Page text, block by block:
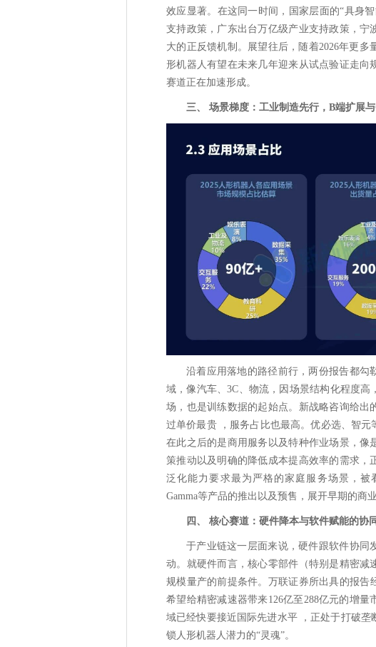
效应显著。在这同一时间，国家层面的“具身
支持政策，广东出台万亿级产业支持政策，宁
大的正反馈机制。展望往后，随着2026年更
形机器人有望在未来几年迎来从试点验证走向
赛道正在加速形成。
三、 场景梯度：工业制造先行，B端扩展
沿着应用落地的路径前行，两份报告都勾
域，像汽车、3C、物流，因场景结构化程度
场，也是训练数据的起始点。新战略咨询给出
过单价最贵 ，服务占比也最高。优必选、智元
在此之后的是商用服务以及特种作业场景，像
策推动以及明确的降低成本提高效率的需求
泛化能力要求最为严格的家庭服务场景，被
Gamma等产品的推出以及预售，展开早期的商
四、 核心赛道：硬件降本与软件赋能的协
于产业链这一层面来说，硬件跟软件协同
动。就硬件而言，核心零部件（特别是精密
规模量产的前提条件。万联证券所出具的报告
希望给精密减速器带来126亿至288亿元的增
域已经快要接近国际先进水平 ，正处于打破
锁人形机器人潜力的“灵魂”。